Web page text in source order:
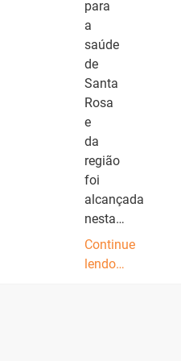
para
a
saúde
de
Santa
Rosa
e
da
região
foi
alcançada
nesta…
Continue
lendo…